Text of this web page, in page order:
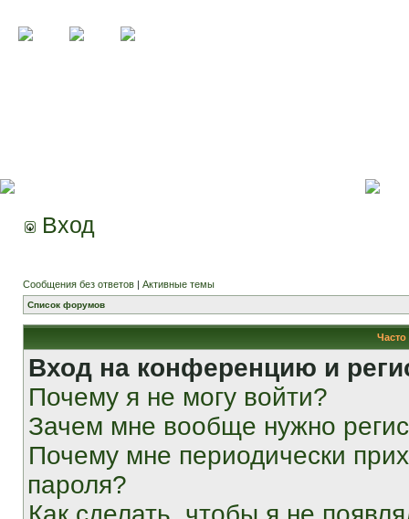
Вход
Сообщения без ответов | Активные темы
Список форумов
Вход на конференцию и
Почему я не могу войти?
Зачем мне вообще нужно
Почему мне периодически
пароля?